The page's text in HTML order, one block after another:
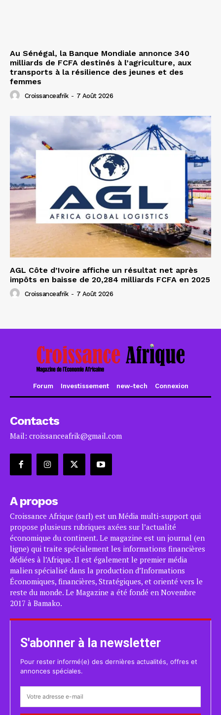
Au Sénégal, la Banque Mondiale annonce 340
milliards de FCFA destinés à l’agriculture, aux
transports à la résilience des jeunes et des
femmes
Croissanceafrik - 7 Août 2026
AGL Côte d’Ivoire affiche un résultat net après
impôts en baisse de 20,284 milliards FCFA en 2025
Croissanceafrik - 7 Août 2026
Forum Investissement new-tech Connexion
Contacts
Mail: croissanceafrik@gmail.com
A propos
Croissance Afrique (sarl) est un Média multi-support qui
propose plusieurs rubriques axées sur l’actualité
économique du continent. Le magazine est un journal (en
ligne) qui traite spécialement les informations financières
dédiées à l’Afrique. Il est également le premier média
malien spécialisé dans la production d’Informations
Économiques, financières, Stratégiques, et orienté vers le
reste du monde. Le Magazine a été fondé en Novembre
2017 à Bamako.
S'abonner à la newsletter
Pour rester informé(e) des dernières actualités, offres et
annonces spéciales.